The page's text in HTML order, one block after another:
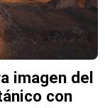
imagen del
con